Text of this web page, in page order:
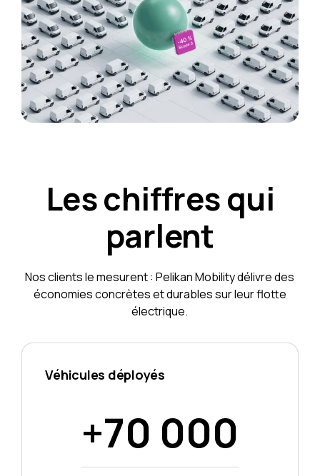
Les chiffres qui
parlent
Nos clients le mesurent : Pelikan Mobility délivre des
économies concrètes et durables sur leur flotte
électrique.
Véhicules déployés
+70 000